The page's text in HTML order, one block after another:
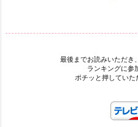
最後までお読みいただき
ランキングに参
ポチッと押していた